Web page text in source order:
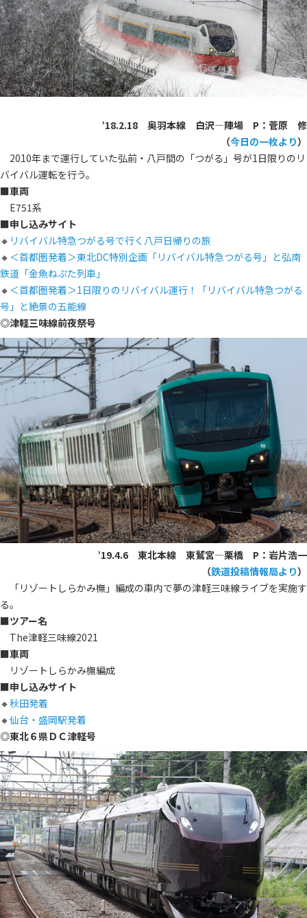
’18.2.18 奥羽本線 白沢―陣場 P：菅原 修
（今日の一枚より）
2010年まで運行していた弘前・八戸間の「つがる」号が1日限りのリ
バイバル運転を行う。
■車両
E751系
■申し込みサイト
🔸 リバイバル特急つがる号で行く八戸日帰りの旅
🔸 ＜首都圏発着＞東北DC特別企画「リバイバル特急つがる号」と弘南
鉄道「金魚ねぷた列車」
🔸 ＜首都圏発着＞1日限りのリバイバル運行！「リバイバル特急つがる
号」と絶景の五能線
◎津軽三味線前夜祭号
’19.4.6 東北本線 東鷲宮―栗橋 P： 岩片浩一
（鉄道投稿情報局より）
「リゾートしらかみ橅」編成の車内で夢の津軽三味線ライブを実施す
る。
■ツアー名
The津軽三味線2021
■車両
リゾートしらかみ橅編成
■申し込みサイト
🔸秋田発着
🔸仙台・盛岡駅発着
◎東北６県ＤＣ津軽号